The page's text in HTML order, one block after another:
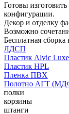
Готовы
конфигурации.
Декор и отделку
Возможно
Бесплатная
ЛДСП
Пластик Alvic Luxe
Пластик HPL
Пленка ПВХ
Полотно АГТ
полки
корзины
штанги